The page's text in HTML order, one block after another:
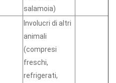
salamoia)
Involucri di altri
animali
(compresi
freschi,
refrigerati,